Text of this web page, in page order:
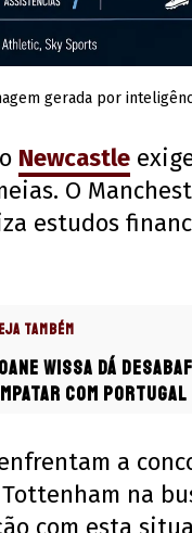
gerada por
Newcastle
O
estudos
TAMBÉM
Wissa dá
com Portugal
a
na